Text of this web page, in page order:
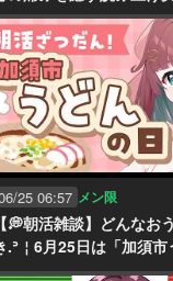
完結￤※ネタバレ注意
#μyustream 】
25 06:57 メン限
【💭朝活雑談】どんなお
.ᐣ￤6月25日は「加須
日」【 #μyustream 】